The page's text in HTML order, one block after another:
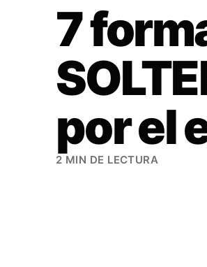
7
por el
2 MIN DE LECTURA